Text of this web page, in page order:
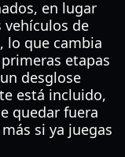
en lugar
vehículos de
lo que cambia
etapas
desglose
está incluido,
quedar fuera
si ya juegas